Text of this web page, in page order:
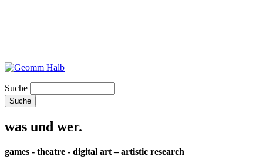
Suche
was und wer.
games - theatre - digital art – artistic research